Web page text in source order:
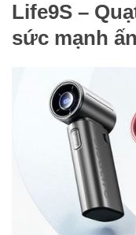
Life9S –
sức mạnh